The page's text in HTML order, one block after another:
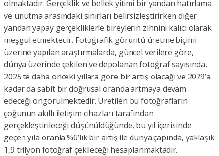
olmaktadır. Gerçeklik ve bellek yitimi bir yandan hatırlama
ve unutma arasındaki sınırları belirsizleştirirken diğer
yandan yapay gerçekliklerle bireylerin zihnini kalıcı olarak
meşgul etmektedir. Fotoğrafik görüntü üretme biçimi
üzerine yapılan araştırmalarda, güncel verilere göre,
dünya üzerinde çekilen ve depolanan fotoğraf sayısında,
2025’te daha önceki yıllara göre bir artış olacağı ve 2029’a
kadar da sabit bir doğrusal oranda artmaya devam
edeceği öngörülmektedir. Üretilen bu fotoğrafların
çoğunun akıllı iletişim cihazları tarafından
gerçekleştirileceği düşünüldüğünde, bu yıl içerisinde
geçen yıla oranla %6’lık bir artış ile dünya çapında, yaklaşık
1,9 trilyon fotoğraf çekileceği hesaplanmaktadır.